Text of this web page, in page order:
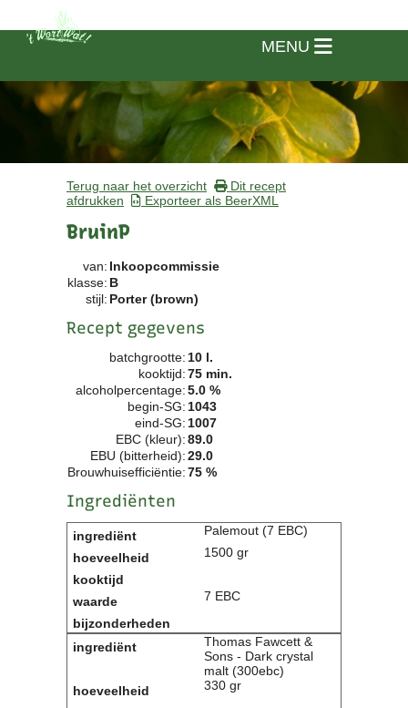
Terug naar het overzicht
Dit recept
afdrukken
Exporteer als BeerXML
BruinP
van: Inkoopcommissie
klasse: B
stijl: Porter (brown)
Recept gegevens
batchgrootte: 10 l.
kooktijd:75 min.
alcoholpercentage:5.0 %
begin-SG: 1043
eind-SG: 1007
EBC (kleur):89.0
EBU (bitterheid):29.0
Brouwhuisefficiëntie:75 %
Ingrediënten
Palemout (7 EBC)
1500 gr
7 EBC
Thomas Fawcett &
Sons - Dark crystal
malt (300ebc)
330 gr
MENU
Home
Vereniging
Clubkalender
Informatie
Bestuur
Reglementen
Privacyverklaring
Commissies
Polderbok
Wedstrijduitslagen
Bijzondere Leden
- Keurmeesters
- Biersommeliers